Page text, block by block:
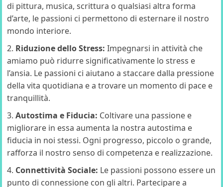
di pittura, musica, scrittura o qualsiasi altra forma
d’arte, le passioni ci permettono di esternare il nostro
mondo interiore.
Riduzione dello Stress: Impegnarsi in attività che
amiamo può ridurre significativamente lo stress e
l’ansia. Le passioni ci aiutano a staccare dalla pressione
della vita quotidiana e a trovare un momento di pace e
tranquillità.
Autostima e Fiducia: Coltivare una passione e
migliorare in essa aumenta la nostra autostima e
fiducia in noi stessi. Ogni progresso, piccolo o grande,
rafforza il nostro senso di competenza e realizzazione.
Connettività Sociale: Le passioni possono essere un
punto di connessione con gli altri. Partecipare a